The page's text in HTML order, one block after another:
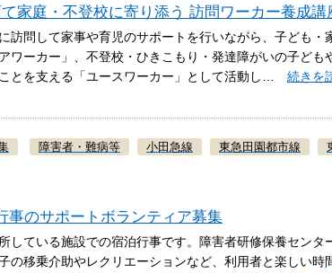
家庭・不登校に寄り添う 訪問ワーカー養成講
訪問して家事や育児のサポートを行いながら、子ども・
ワーカー」、不登校・ひきこもり・発達障がいの子ども
とを支える「ユースワーカー」として活動し… 続きを
障害者・難病等 小田急線 東急田園都市線
事のサポートボランティア募集
している施設での宿泊行事です。障害者研修保養センタ
の移乗介助やレクリエーションなど、利用者と楽しい時